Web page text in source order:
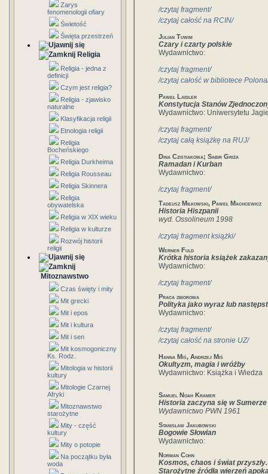
Zarys
fenomenologii ofiary
Świetość
Święta przestrzeń
Religia
Religia - jedna z
definicji
Czym jest religia?
Religia - zjawisko
naturalne
Klasyfikacja religii
Etnologia religii
Religia
Bocheńskiego
Religia Durkheima
Religia Rousseau
Religia Skinnera
Religia
obywatelska
Religia w XIX wieku
Religia w kulturze
Rozwój historii
religii
Mitoznawstwo
Czas święty i mity
Mit grecki
Mit i epos
Mit i kultura
Mit i sen
Mit kosmogoniczny
Ks. Rodz.
Mitologia w historii
kultury
Mitologie Czarnej
Afryki
Mitoznawstwo
starożytne
Mity - część
kultury
Mity o potopie
Na początku była
woda
/czytaj fragment/
/czytaj całość na RCIN/
Julian Tuwim
Czary i czarty polskie
Wydawnictwo:
/czytaj fragment/
/czytaj całość w bibliotece
Paweł Laidler
Konstytucja Stanów
Wydawnictwo: Uniwersytetu
/czytaj fragment/
/czytaj całą książkę na RUJ/
Dina Czistiakowa; Sabir Griża
Ramadan i Kurban
Wydawnictwo:
/czytaj fragment/
Tadeusz Miłkowski, Paweł Machcewicz
Historia Hiszpanii
wyd. Ossolineum 1998
/czytaj fragment książki/
Werner Fuld
Krótka historia książek
Wydawnictwo:
/czytaj fragment/
Praca zbiorowa
Polityka jako wyraz lub
Wydawnictwo:
/czytaj fragment/
/czytaj całość na stronie UZ/
Hanna Miś, Andrzej Miś
Okultyzm, magia i wróżby
Wydawnictwo: Książka i Wiedza
Samuel Noah Kramer
Historia zaczyna się w Sumerze
Wydawnictwo PWN 1961
Stanisław Jakubowski
Bogowie Słowian
Wydawnictwo:
Norman Cohn
Kosmos, chaos i świat przyszły.
Starożytne źródła wierzeń